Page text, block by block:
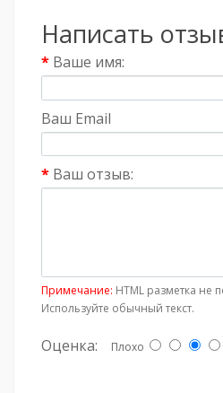
Написать
Ваше имя:
Ваш Email
Ваш отзыв:
Примечание: HTML разметка не
Используйте обычный текст.
Оценка: Плохо